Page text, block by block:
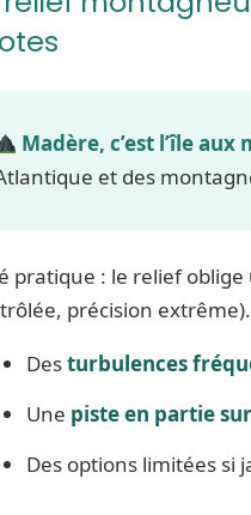
Madère, c’est l’île aux
et des
pratique : le relief oblige
précision
Desturbulences
Une piste en partie
Des options limitées si